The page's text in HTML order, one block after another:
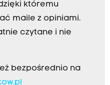
któremu
maile z opiniami.
czytane i nie
bezpośrednio na